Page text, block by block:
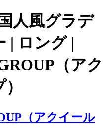
人風グラデ
| ロング |
（アク